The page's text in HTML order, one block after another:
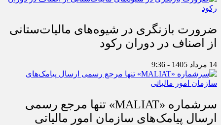
ضرورت بازنگری در شیوه‌های مالیات‌ستانی
از اصناف در دوران رکود
14 مرداد 1405 - 9:36
سرشماره «MALIAT» تنها مرجع رسمی
ارسال پیامک‌های سازمان امور مالیاتی